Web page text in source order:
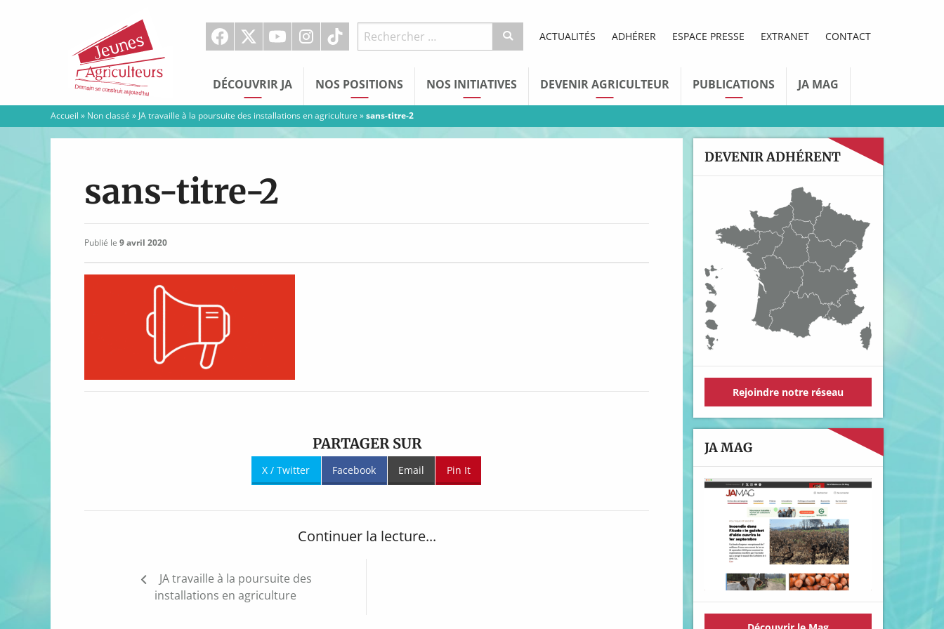
Agriculteurs
ACTUALITÉS ADHÉRER ESPACE PRESSE EXTRANET CONTACT
DÉCOUVRIR JA NOS POSITIONS NOS INITIATIVES DEVENIR AGRICULTEUR PUBLICATIONS JA MAG
Accueil » Non classé » JA travaille à la poursuite des installations en agriculture »sans-titre-2
sans-titre-2
Publié le 9 avril 2020
PARTAGER SUR
X / Twitter Facebook Email Pin It
Continuer la lecture...
NavigationJA travaille à la poursuite des
installations en agriculture
DEVENIR ADHÉRENT
Rejoindre notre réseau
JA MAG